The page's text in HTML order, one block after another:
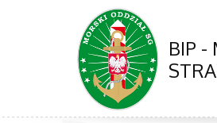
BIP -